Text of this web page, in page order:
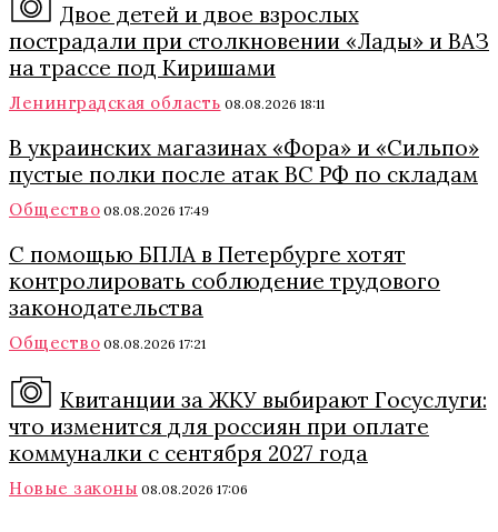
Двое детей и двое взрослых
пострадали при столкновении «Лады» и ВАЗ
на трассе под Киришами
Ленинградская область 08.08.2026 18:11
В украинских магазинах «Фора» и «Сильпо»
пустые полки после атак ВС РФ по складам
Общество 08.08.2026 17:49
С помощью БПЛА в Петербурге хотят
контролировать соблюдение трудового
законодательства
Общество 08.08.2026 17:21
Квитанции за ЖКУ выбирают Госуслуги:
что изменится для россиян при оплате
коммуналки с сентября 2027 года
Новые законы 08.08.2026 17:06